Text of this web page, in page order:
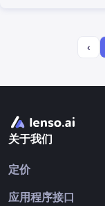
‹
关于我们
定价
应用程序接口